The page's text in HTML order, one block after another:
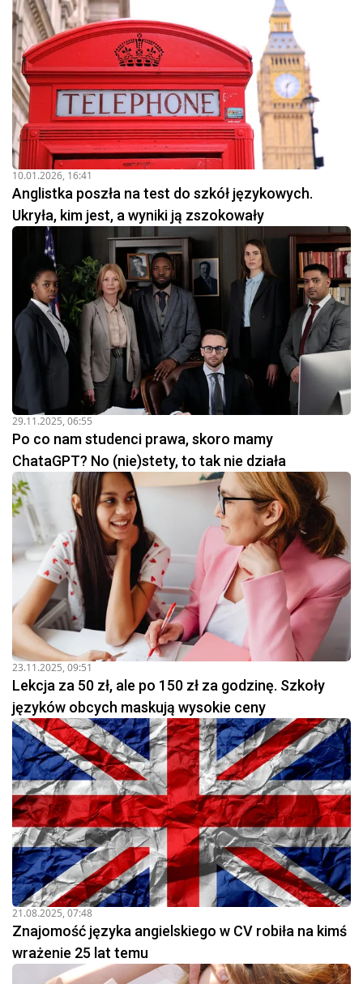
10.01.2026, 16:41
Anglistka poszła na test do szkół językowych.
Ukryła, kim jest, a wyniki ją zszokowały
29.11.2025, 06:55
Po co nam studenci prawa, skoro mamy
ChataGPT? No (nie)stety, to tak nie działa
23.11.2025, 09:51
Lekcja za 50 zł, ale po 150 zł za godzinę. Szkoły
języków obcych maskują wysokie ceny
21.08.2025, 07:48
Znajomość języka angielskiego w CV robiła na kimś
wrażenie 25 lat temu